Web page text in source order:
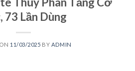
73 Lần Dùng
11/03/2025 BY ADMIN